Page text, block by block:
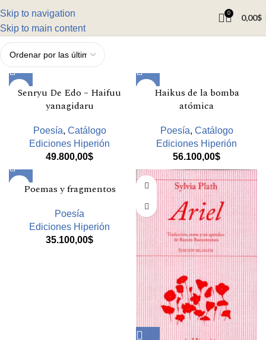
Skip to navigation
Skip to main content
0 0,00$
Senryu De Edo – Haifuu
yanagidaru
Poesía, Catálogo
Ediciones Hiperión
49.800,00$
Haikus de la bomba
atómica
Poesía, Catálogo
Ediciones Hiperión
56.100,00$
Poemas y fragmentos
Poesía
Ediciones Hiperión
35.100,00$